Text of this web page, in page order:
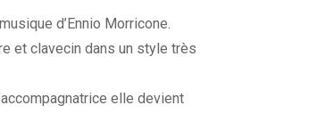
d’ Ennio Morricone.
et clavecin dans un style très
elle devient